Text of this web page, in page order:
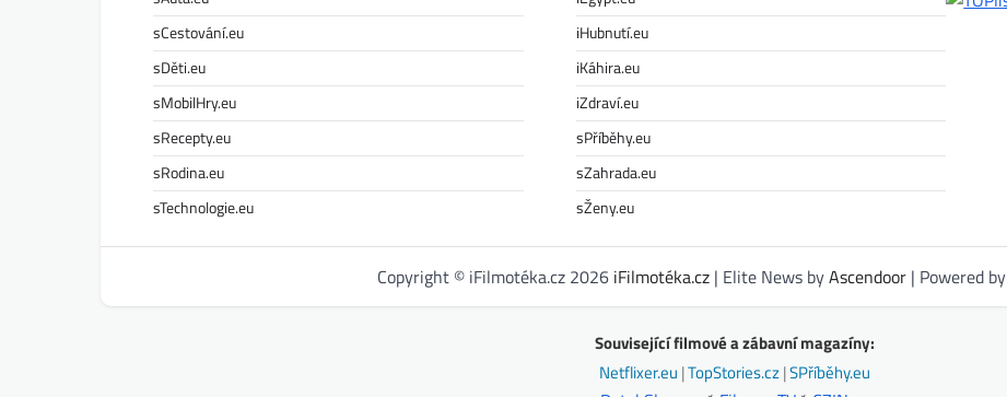
sCestování.eu
sDěti.eu
sMobilHry.eu
sRecepty.eu
sRodina.eu
sTechnologie.eu
iHubnutí.eu
iKáhira.eu
iZdraví.eu
sPříběhy.eu
sZahrada.eu
sŽeny.eu
Copyright © iFilmotéka.cz 2026 iFilmotéka.cz| Elite News byAscendoor| Powered by
Související filmové a zábavní magazíny:
Netflixer.eu |TopStories.cz|SPříběhy.eu